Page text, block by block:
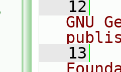
   12
GNU
   13